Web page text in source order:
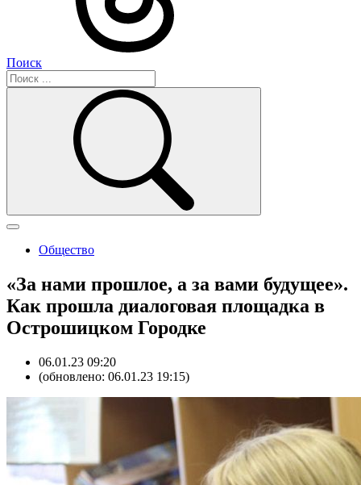
Поиск
Общество
«За нами прошлое, а за вами будущее».
Как прошла диалоговая площадка в
Острошицком Городке
06.01.23 09:20
(обновлено: 06.01.23 19:15)